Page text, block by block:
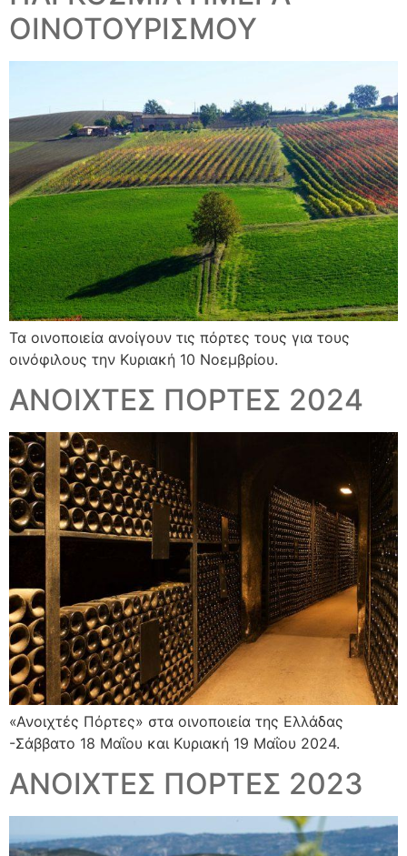
ΟΙΝΟΤΟΥΡΙΣΜΟΥ
Τα οινοποιεία ανοίγουν τις πόρτες τους για τους
οινόφιλους την Κυριακή 10 Νοεμβρίου.
ΑΝΟΙΧΤΕΣ ΠΟΡΤΕΣ 2024
«Ανοιχτές Πόρτες» στα οινοποιεία της Ελλάδας
-Σάββατο 18 Μαΐου και Κυριακή 19 Μαΐου 2024.
ΑΝΟΙΧΤΕΣ ΠΟΡΤΕΣ 2023